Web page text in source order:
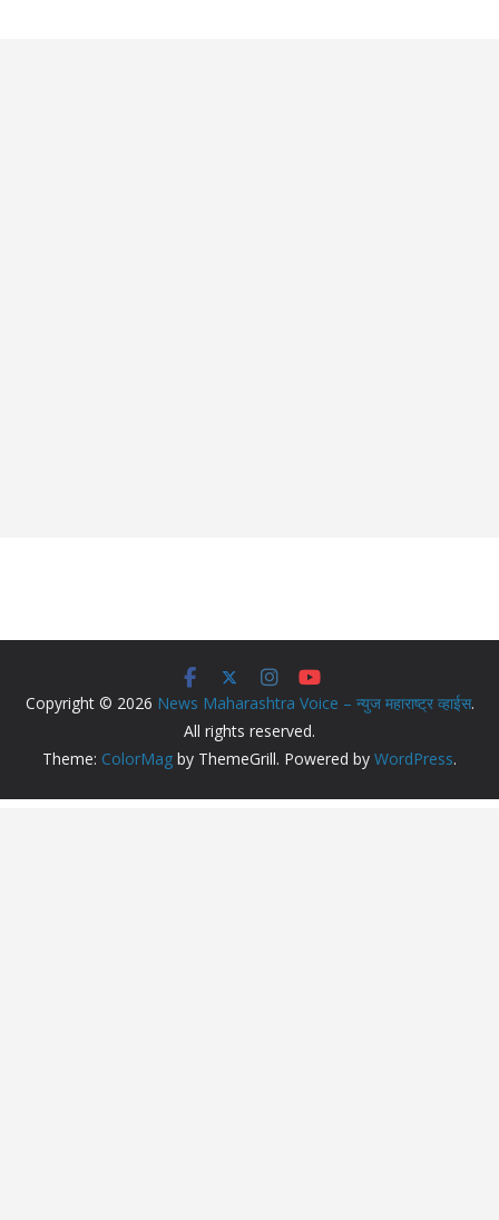
Copyright © 2026 News Maharashtra Voice – न्युज महाराष्ट्र व्हाईस.
All rights reserved.
Theme: ColorMag by ThemeGrill. Powered by WordPress.